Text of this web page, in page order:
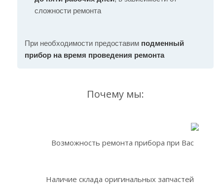
сложности ремонта
При необходимости предоставим подменный
прибор на время проведения ремонта
Почему мы:
Возможность ремонта прибора при Вас
Наличие склада оригинальных запчастей